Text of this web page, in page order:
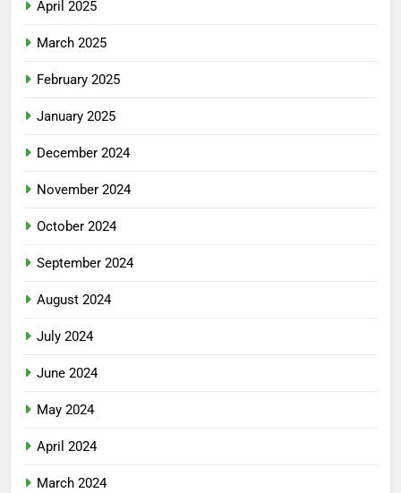
April 2025
March 2025
February 2025
January 2025
December 2024
November 2024
October 2024
September 2024
August 2024
July 2024
June 2024
May 2024
April 2024
March 2024